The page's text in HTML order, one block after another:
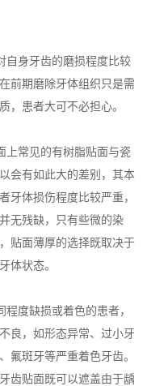
自身牙齿的磨损程度比较
前期磨除牙体组织只是需
，患者大可不必担心。
上常见的有树脂贴面与瓷
会有如此大的差别，其本
牙体损伤程度比较严重，
无残缺，只有些微的染
贴面薄厚的选择既取决于
体状态。
度缺损或着色的患者，
良，如形态异常、过小牙
氟斑牙等严重着色牙齿。
齿贴面既可以遮盖由于龋